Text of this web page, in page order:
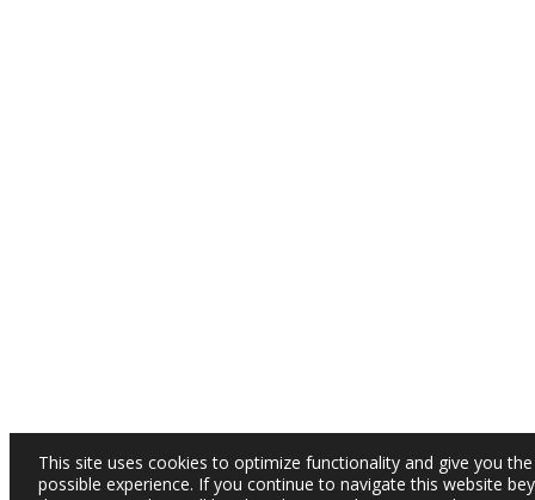
This site uses cookies to optimize functionality and give you
possible experience. If you continue to navigate this website